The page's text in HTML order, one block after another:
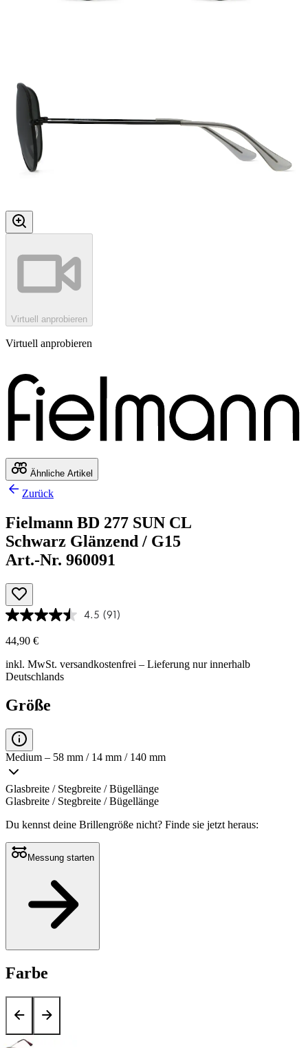
Virtuell anprobieren
Virtuell anprobieren
Ähnliche Artikel
Zurück
Fielmann BD 277 SUN CL
Schwarz Glänzend / G15
Art.-Nr. 960091
4.5 (91)
44,90 €
inkl. MwSt. versandkostenfrei – Lieferung nur innerhalb
Deutschlands
Größe
Medium – 58 mm / 14 mm / 140 mm
Glasbreite / Stegbreite / Bügellänge
Glasbreite / Stegbreite / Bügellänge
Du kennst deine Brillengröße nicht? Finde sie jetzt heraus:
Messung starten
Farbe